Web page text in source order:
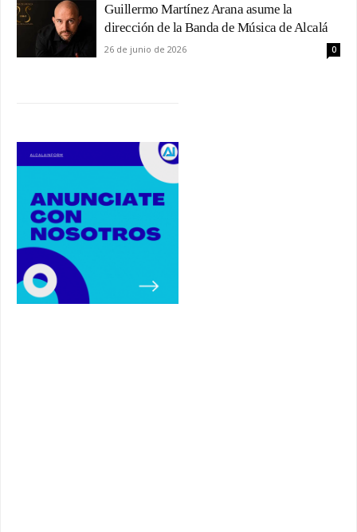
Guillermo Martínez Arana asume la
dirección de la Banda de Música de Alcalá
26 de junio de 2026 0